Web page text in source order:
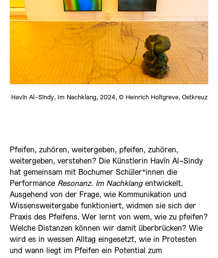
Havîn Al-Sîndy, Im Nachklang, 2024, © Heinrich Holtgreve, Ostkreuz
Pfeifen, zuhören, weitergeben, pfeifen, zuhören,
weitergeben, verstehen? Die Künstlerin Havîn Al-Sindy
hat gemeinsam mit Bochumer Schüler*innen die
Performance Resonanz. Im Nachklangentwickelt.
Ausgehend von der Frage, wie Kommunikation und
Wissensweitergabe funktioniert, widmen sie sich der
Praxis des Pfeifens. Wer lernt von wem, wie zu pfeifen?
Welche Distanzen können wir damit überbrücken? Wie
wird es in wessen Alltag eingesetzt, wie in Protesten
und wann liegt im Pfeifen ein Potential zum